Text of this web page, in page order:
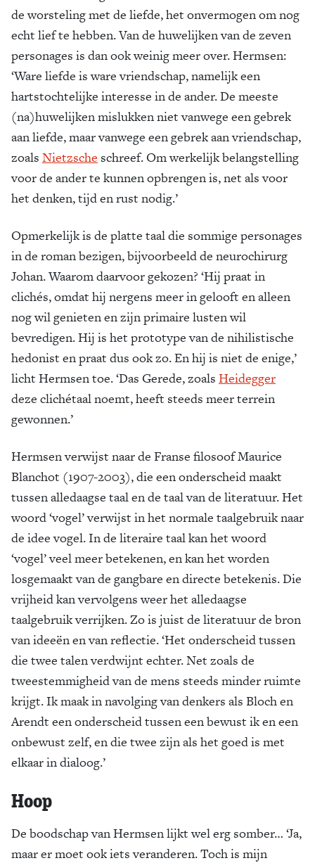
de worsteling met de liefde, het onvermogen om nog
echt lief te hebben. Van de huwelijken van de zeven
personages is dan ook weinig meer over. Hermsen:
‘Ware liefde is ware vriendschap, namelijk een
hartstochtelijke interesse in de ander. De meeste
(na)huwelijken mislukken niet vanwege een gebrek
aan liefde, maar vanwege een gebrek aan vriendschap,
zoals Nietzsche schreef. Om werkelijk belangstelling
voor de ander te kunnen opbrengen is, net als voor
het denken, tijd en rust nodig.’
Opmerkelijk is de platte taal die sommige personages
in de roman bezigen, bijvoorbeeld de neurochirurg
Johan. Waarom daarvoor gekozen? ‘Hij praat in
clichés, omdat hij nergens meer in gelooft en alleen
nog wil genieten en zijn primaire lusten wil
bevredigen. Hij is het prototype van de nihilistische
hedonist en praat dus ook zo. En hij is niet de enige,’
licht Hermsen toe. ‘Das Gerede, zoals Heidegger
deze clichétaal noemt, heeft steeds meer terrein
gewonnen.’
Hermsen verwijst naar de Franse filosoof Maurice
Blanchot (1907-2003), die een onderscheid maakt
tussen alledaagse taal en de taal van de literatuur. Het
woord ‘vogel’ verwijst in het normale taalgebruik naar
de idee vogel. In de literaire taal kan het woord
‘vogel’ veel meer betekenen, en kan het worden
losgemaakt van de gangbare en directe betekenis. Die
vrijheid kan vervolgens weer het alledaagse
taalgebruik verrijken. Zo is juist de literatuur de bron
van ideeën en van reflectie. ‘Het onderscheid tussen
die twee talen verdwijnt echter. Net zoals de
tweestemmigheid van de mens steeds minder ruimte
krijgt. Ik maak in navolging van denkers als Bloch en
Arendt een onderscheid tussen een bewust ik en een
onbewust zelf, en die twee zijn als het goed is met
elkaar in dialoog.’
Hoop
De boodschap van Hermsen lijkt wel erg somber… ‘Ja,
maar er moet ook iets veranderen. Toch is mijn